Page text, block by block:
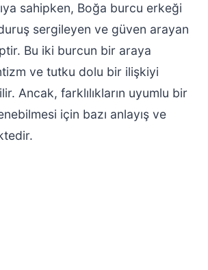
sahipken, Boğa burcu erkeği
sergileyen ve güven arayan
Bu iki burcun bir araya
ve tutku dolu bir ilişkiyi
Ancak, farklılıkların uyumlu bir
için bazı anlayış ve